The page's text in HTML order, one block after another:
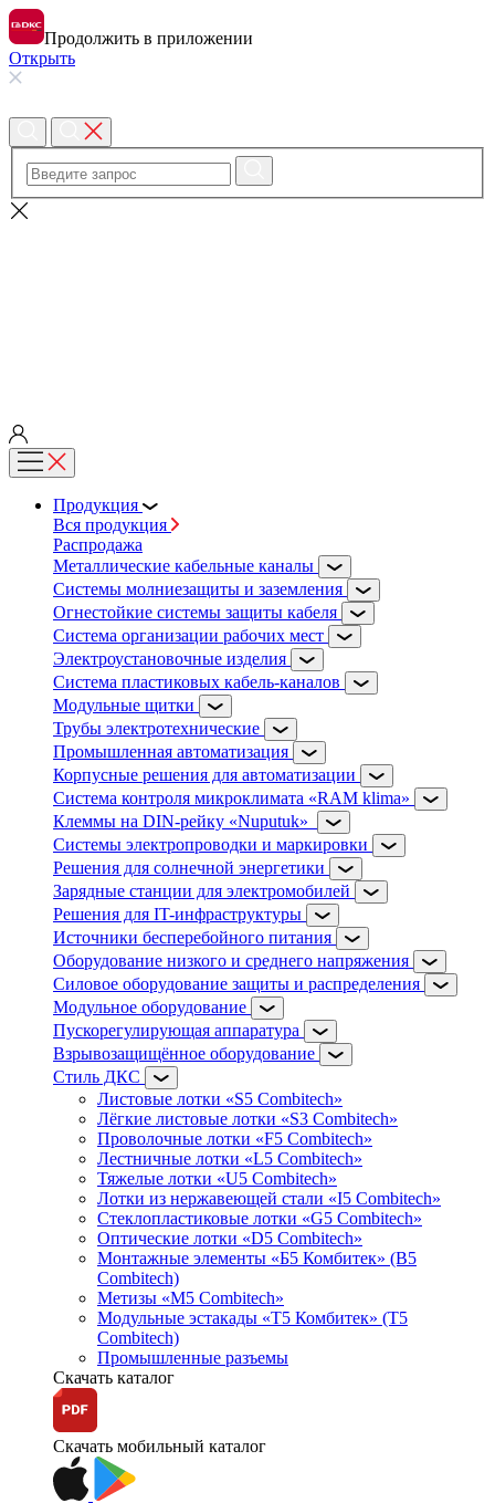
Продолжить в приложении
Открыть
Продукция
Вся продукция
Распродажа
Металлические кабельные каналы
Системы молниезащиты и заземления
Огнестойкие системы защиты кабеля
Система организации рабочих мест
Электроустановочные изделия
Система пластиковых кабель-каналов
Модульные щитки
Трубы электротехнические
Промышленная автоматизация
Корпусные решения для автоматизации
Система контроля микроклимата «RAM klima»
Клеммы на DIN-рейку «Nuputuk»
Системы электропроводки и маркировки
Решения для солнечной энергетики
Зарядные станции для электромобилей
Решения для IT-инфраструктуры
Источники бесперебойного питания
Оборудование низкого и среднего напряжения
Силовое оборудование защиты и распределения
Модульное оборудование
Пускорегулирующая аппаратура
Взрывозащищённое оборудование
Стиль ДКС
Листовые лотки «S5 Combitech»
Лёгкие листовые лотки «S3 Combitech»
Проволочные лотки «F5 Combitech»
Лестничные лотки «L5 Combitech»
Тяжелые лотки «U5 Combitech»
Лотки из нержавеющей стали «I5 Combitech»
Стеклопластиковые лотки «G5 Combitech»
Оптические лотки «D5 Combitech»
Монтажные элементы «Б5 Комбитек» (B5
Combitech)
Метизы «M5 Combitech»
Модульные эстакады «Т5 Комбитек» (T5
Combitech)
Промышленные разъемы
Скачать каталог
Скачать мобильный каталог